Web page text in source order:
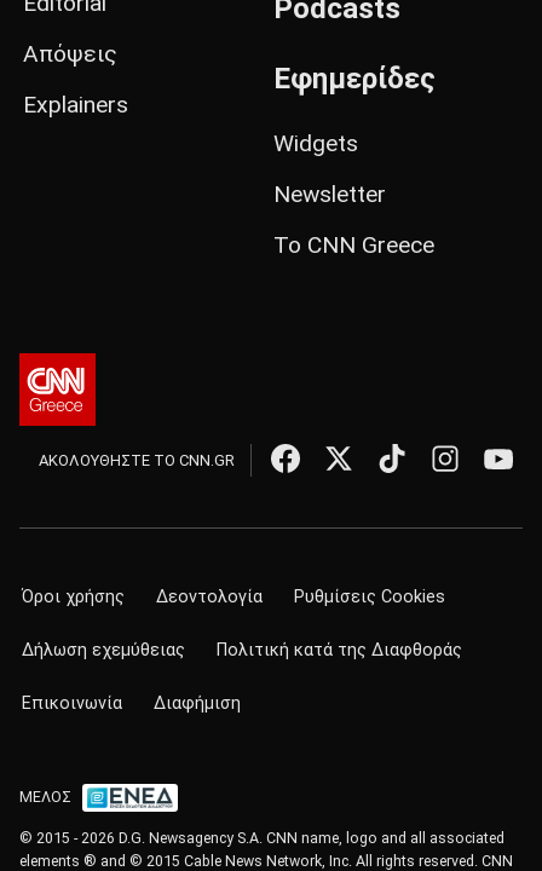
Απόψεις
Explainers
Podcasts
Εφημερίδες
Widgets
Newsletter
Το CNN Greece
ΑΚΟΛΟΥΘΗΣΤΕ ΤΟ CNN.GR
Όροι χρήσης Δεοντολογία Ρυθμίσεις Cookies
Δήλωση εχεμύθειας Πολιτική κατά της Διαφθοράς
Επικοινωνία Διαφήμιση
ΜΕΛΟΣ
© 2015 - 2026 D.G. Newsagency S.A. CNN name, logo and all associated
elements ® and © 2015 Cable News Network, Inc. All rights reserved. CNN